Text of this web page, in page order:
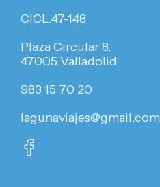
CICL.47-148
Plaza Circular 8,
47005 Valladolid
983 15 70 20
lagunaviajes@gmail.com